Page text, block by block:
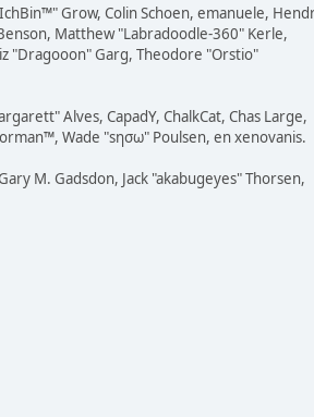
Grow, Colin Schoen, emanuele,
Matthew "Labradoodle-360" Kerle,
"Dragooon" Garg, Theodore "Orstio"
Alves, CapadY, ChalkCat, Chas Large,
Wade "sησω" Poulsen, en xenovanis.
M. Gadsdon, Jack "akabugeyes" Thorsen,